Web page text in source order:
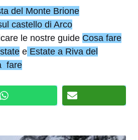
del Monte Brione
castello di Arco
le nostre guide Cosa fare
e Estate a Riva del
fare